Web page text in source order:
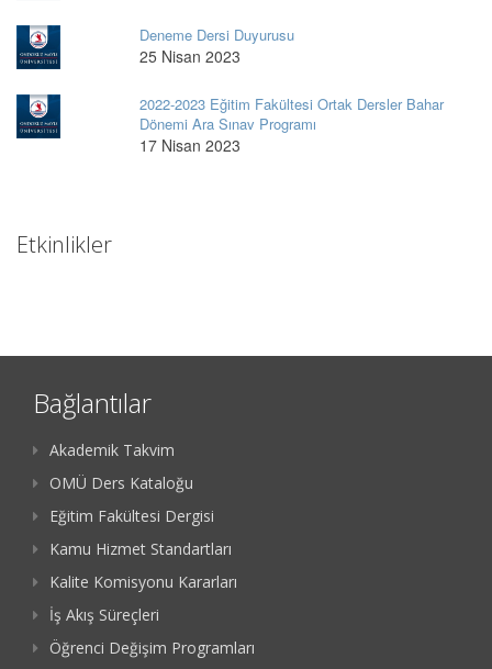
Deneme Dersi Duyurusu
25 Nisan 2023
2022-2023 Eğitim Fakültesi Ortak Dersler Bahar
Dönemi Ara Sınav Programı
17 Nisan 2023
Etkinlikler
Bağlantılar
Akademik Takvim
OMÜ Ders Kataloğu
Eğitim Fakültesi Dergisi
Kamu Hizmet Standartları
Kalite Komisyonu Kararları
İş Akış Süreçleri
Öğrenci Değişim Programları